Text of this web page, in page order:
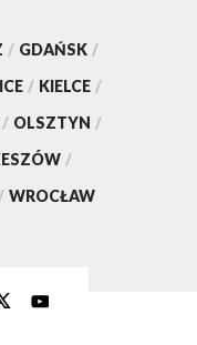
/ GDAŃSK /
/ KIELCE /
/ OLSZTYN /
/
/ WROCŁAW